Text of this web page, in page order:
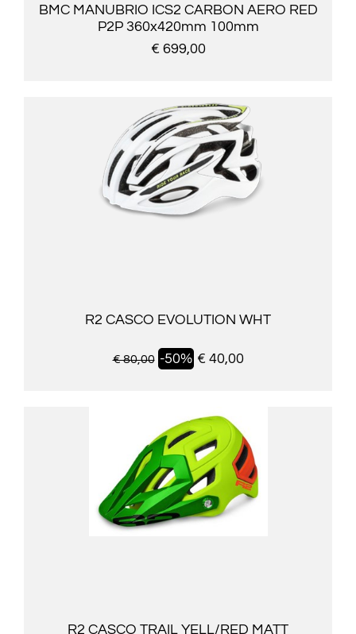
BMC MANUBRIO ICS2 CARBON AERO RED
P2P 360x420mm 100mm
€ 699,00
R2 CASCO EVOLUTION WHT
€ 80,00 -50% € 40,00
R2 CASCO TRAIL YELL/RED MATT